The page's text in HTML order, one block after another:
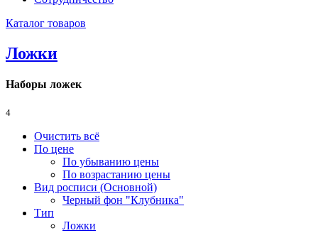
Каталог товаров
Ложки
Наборы ложек
4
Очистить всё
По цене
По убыванию цены
По возрастанию цены
Вид росписи (Основной)
Черный фон "Клубника"
Тип
Ложки